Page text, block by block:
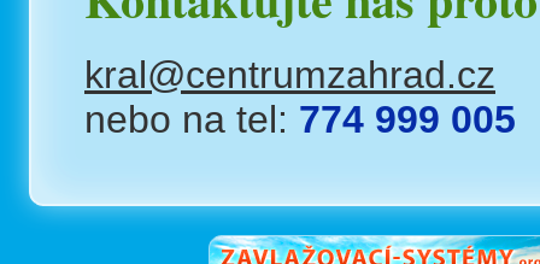
kral@centrumzahrad.cz
nebo na tel: 774 999 005